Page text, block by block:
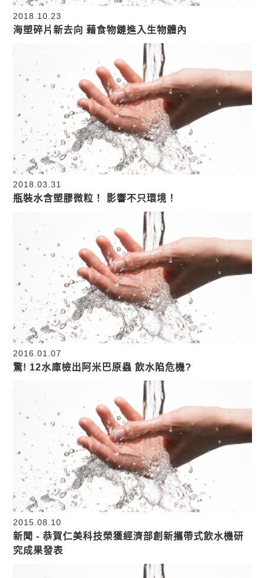
2018.10.23
海塑碎片新去向 藉食物鏈進入生物體內
2018.03.31
瓶裝水含塑膠微粒！ 影響不只環境！
2016.01.07
驚! 12水庫檢出阿米巴原蟲 飲水陷危機?
2015.08.10
新聞 - 恭賀仁美科技榮獲經濟部創新攜帶式飲水機研
究成果發表